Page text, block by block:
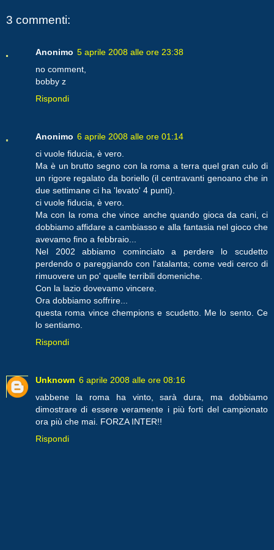
3 commenti:
Anonimo 5 aprile 2008 alle ore 23:38
no comment,
bobby z
Rispondi
Anonimo 6 aprile 2008 alle ore 01:14
ci vuole fiducia, è vero.
Ma è un brutto segno con la roma a terra quel gran culo di
un rigore regalato da boriello (il centravanti genoano che in
due settimane ci ha 'levato' 4 punti).
ci vuole fiducia, è vero.
Ma con la roma che vince anche quando gioca da cani, ci
dobbiamo affidare a cambiasso e alla fantasia nel gioco che
avevamo fino a febbraio...
Nel 2002 abbiamo cominciato a perdere lo scudetto
perdendo o pareggiando con l'atalanta; come vedi cerco di
rimuovere un po' quelle terribili domeniche.
Con la lazio dovevamo vincere.
Ora dobbiamo soffrire...
questa roma vince chempions e scudetto. Me lo sento. Ce
lo sentiamo.
Rispondi
Unknown 6 aprile 2008 alle ore 08:16
vabbene la roma ha vinto, sarà dura, ma dobbiamo
dimostrare di essere veramente i più forti del campionato
ora più che mai. FORZA INTER!!
Rispondi